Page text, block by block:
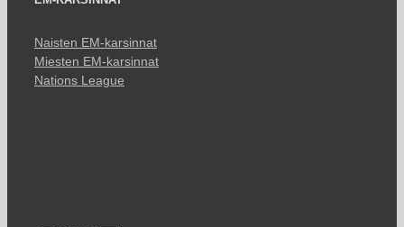
Naisten EM-karsinnat
Miesten EM-karsinnat
Nations League